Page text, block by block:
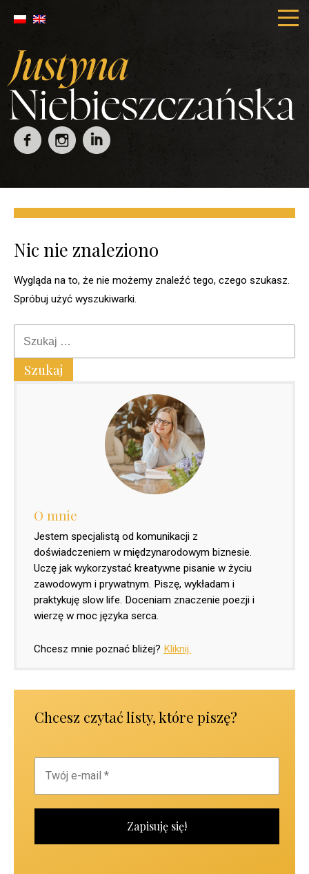
Nic nie znaleziono
Wygląda na to, że nie możemy znaleźć tego, czego szukasz.
Spróbuj użyć wyszukiwarki.
O mnie
Jestem specjalistą od komunikacji z
doświadczeniem w międzynarodowym biznesie.
Uczę jak wykorzystać kreatywne pisanie w życiu
zawodowym i prywatnym. Piszę, wykładam i
praktykuję slow life. Doceniam znaczenie poezji i
wierzę w moc języka serca.
Chcesz mnie poznać bliżej? Kliknij.
Chcesz czytać listy, które piszę?